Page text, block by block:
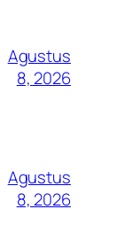
Agustus
8, 2026
Agustus
8, 2026